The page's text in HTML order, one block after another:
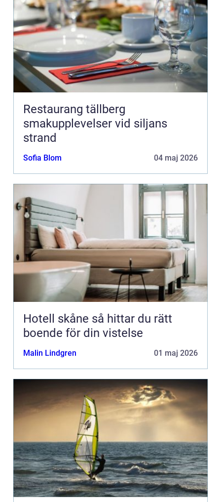
Restaurang tällberg
smakupplevelser vid siljans
strand
Sofia Blom 04 maj 2026
Hotell skåne så hittar du rätt
boende för din vistelse
Malin Lindgren 01 maj 2026